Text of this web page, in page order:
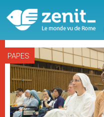
PAPES